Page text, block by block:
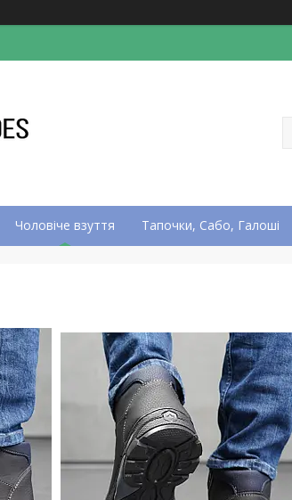
Чоловіче взуття Тапочки, Сабо, Галоші